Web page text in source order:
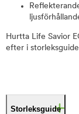
Hurtta Life Savior
efter i
Storleksguide